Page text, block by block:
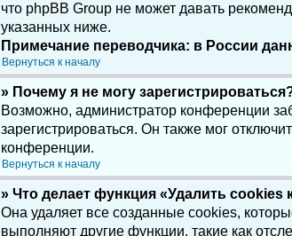
что phpBB Group не может давать
указанных ниже.
Примечание переводчика: в России
Вернуться к началу
» Почему я не могу
Возможно, администратор конференции
зарегистрироваться. Он также мог
конференции.
Вернуться к началу
» Что делает функция «Удалить cookies
Она удаляет все созданные cookies,
выполняют другие функции, такие как